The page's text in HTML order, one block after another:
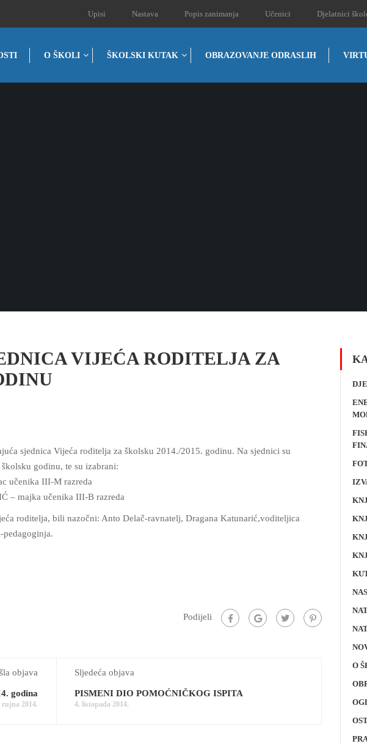
Upisi Nastava Popis zanimanja Učenici Djelatnici
O ŠKOLI ŠKOLSKI KUTAK OBRAZOVANJE ODRASLIH
VIJEĆA RODITELJA ZA
sjednica Vijeća roditelja za školsku 2014./2015. godinu. Na sjednici su
godinu, te su izabrani:
učenika III-M razreda
– majka učenika III-B razreda
roditelja, bili nazočni: Anto Delač-ravnatelj, Dragana Katunarić,voditeljica
pedagoginja.
Podijeli
objava
godina
rujna 2014.
Sljedeća objava
PISMENI DIO POMOĆNIČKOG ISPITA
4. listopada 2014.
O